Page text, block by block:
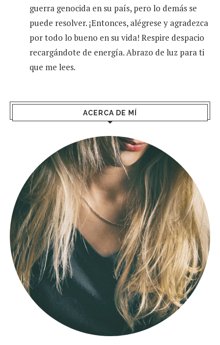
guerra genocida en su país, pero lo demás se
puede resolver. ¡Entonces, alégrese y agradezca
por todo lo bueno en su vida! Respire despacio
recargándote de energía. Abrazo de luz para ti
que me lees.
ACERCA DE MÍ